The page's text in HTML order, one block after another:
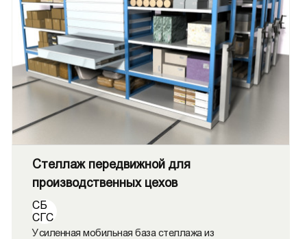
Стеллаж передвижной для
производственных цехов
СБ
СГС
Усиленная мобильная база стеллажа из